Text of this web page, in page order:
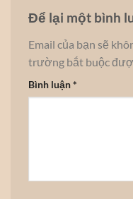
Để lại một bình
Email của bạn sẽ
trường bắt buộc
Bình luận*